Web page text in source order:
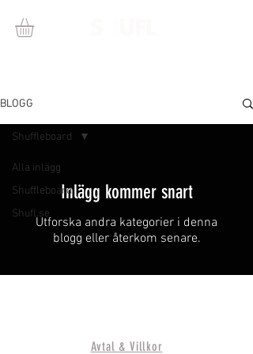
BLOGG
Alla inlägg
Shuffleboard
Shufl.se
Shuffleboard
Inlägg kommer snart
Utforska andra kategorier i denna
blogg eller återkom senare.
Avtal & Villkor